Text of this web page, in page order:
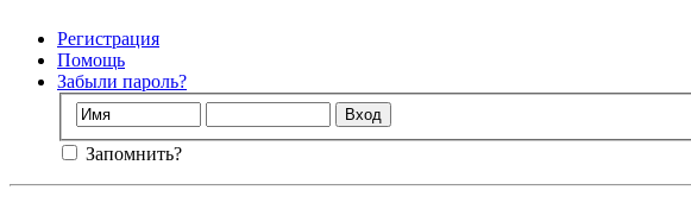
Регистрация
Помощь
Забыли пароль?
Запомнить?